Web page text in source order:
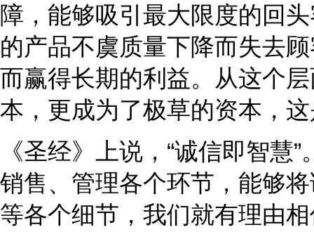
障，能够吸引最大限度的回
的产品不虞质量下降而失去
而赢得长期的利益。从这个
本，更成为了极草的资本，
《圣经》上说，“诚信即智慧
销售、管理各个环节，能够
等各个细节，我们就有理由